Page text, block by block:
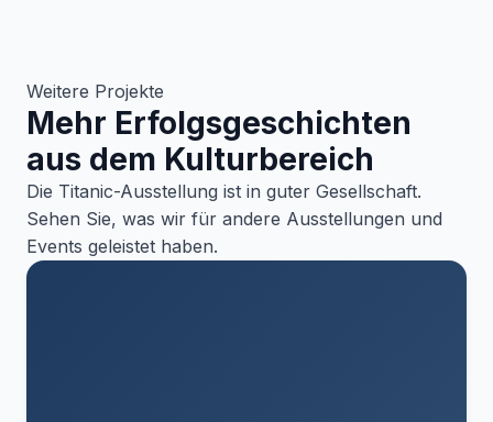
Weitere Projekte
Mehr Erfolgsgeschichten
aus dem Kulturbereich
Die Titanic-Ausstellung ist in guter Gesellschaft.
Sehen Sie, was wir für andere Ausstellungen und
Events geleistet haben.